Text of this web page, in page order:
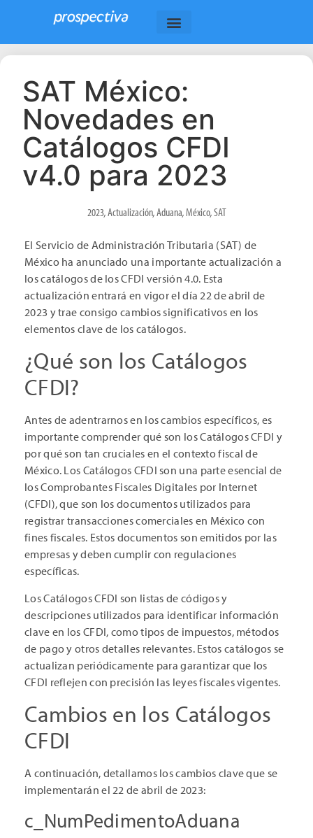
SAT México:
Novedades en
Catálogos CFDI
v4.0 para 2023
2023,Actualización,Aduana,México,SAT
El Servicio de Administración Tributaria (SAT) de
México ha anunciado una importante actualización a
los catálogos de los CFDI versión 4.0. Esta
actualización entrará en vigor el día 22 de abril de
2023 y trae consigo cambios significativos en los
elementos clave de los catálogos.
¿Qué son los Catálogos
CFDI?
Antes de adentrarnos en los cambios específicos, es
importante comprender qué son los Catálogos CFDI y
por qué son tan cruciales en el contexto fiscal de
México. Los Catálogos CFDI son una parte esencial de
los Comprobantes Fiscales Digitales por Internet
(CFDI), que son los documentos utilizados para
registrar transacciones comerciales en México con
fines fiscales. Estos documentos son emitidos por las
empresas y deben cumplir con regulaciones
específicas.
Los Catálogos CFDI son listas de códigos y
descripciones utilizados para identificar información
clave en los CFDI, como tipos de impuestos, métodos
de pago y otros detalles relevantes. Estos catálogos se
actualizan periódicamente para garantizar que los
CFDI reflejen con precisión las leyes fiscales vigentes.
Cambios en los Catálogos
CFDI
A continuación, detallamos los cambios clave que se
implementarán el 22 de abril de 2023:
c_NumPedimentoAduana